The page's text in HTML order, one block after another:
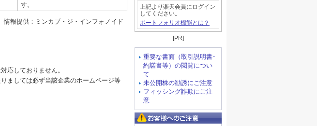
す。
情報提供：ミンカブ・ジ・インフォノイド
応しておりません。
ましては必ず当該企業のホームページ等
上記より楽天会員にログイン
してください。
ポートフォリオ機能とは？
[PR]
重要な書面（取引説明書･
約諾書等）の閲覧につい
て
未公開株の勧誘にご注意
フィッシング詐欺にご注
意